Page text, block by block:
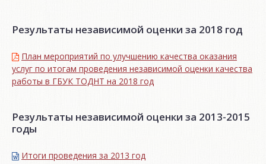
Результаты независимой оценки за 2018 год
План мероприятий по улучшению качества оказания
услуг по итогам проведения независимой оценки качества
работы в ГБУК ТОДНТ на 2018 год
Результаты независимой оценки за 2013-2015
годы
Итоги проведения за 2013 год